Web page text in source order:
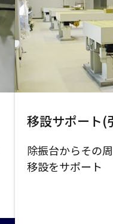
移設サポート(
除振台からその
移設をサポート